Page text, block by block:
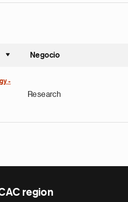
Ordenar
Negocio
-
Research
region